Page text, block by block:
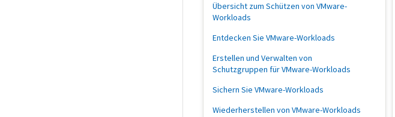
Übersicht zum Schützen von VMware-
Workloads
Entdecken Sie VMware-Workloads
Erstellen und Verwalten von
Schutzgruppen für VMware-Workloads
Sichern Sie VMware-Workloads
Wiederherstellen von VMware-Workloads